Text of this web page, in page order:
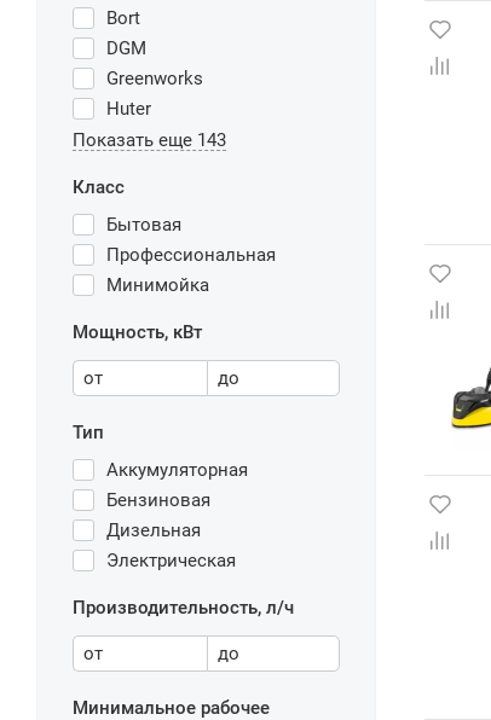
Bort
DGM
Greenworks
Huter
Показать еще 143
Класс
Бытовая
Профессиональная
Минимойка
Мощность, кВт
от до
Тип
Аккумуляторная
Бензиновая
Дизельная
Электрическая
Производительность, л/ч
от до
Минимальное рабочее